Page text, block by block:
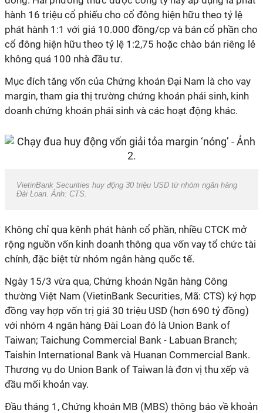
hành 16 triệu cổ phiếu cho cổ đông hiện hữu theo tỷ lệ
phát hành 1:1 với giá 10.000 đồng/cp và bán cổ phần cho
cổ đông hiện hữu theo tỷ lệ 1:2,75 hoặc chào bán riêng lẻ
không quá 100 nhà đầu tư.
Mục đích tăng vốn của Chứng khoán Đại Nam là cho vay
margin, tham gia thị trường chứng khoán phái sinh, kinh
doanh chứng khoán phái sinh và các hoạt động khác.
VietinBank Securities huy động 30 triệu USD từ nhóm ngân hàng
Đài Loan. Ảnh: CTS.
Không chỉ qua kênh phát hành cổ phần, nhiều CTCK mở
rộng nguồn vốn kinh doanh thông qua vốn vay tổ chức tài
chính, đặc biệt từ nhóm ngân hàng quốc tế.
Ngày 15/3 vừa qua, Chứng khoán Ngân hàng Công
thường Việt Nam (VietinBank Securities, Mã: CTS) ký hợp
đồng vay hợp vốn trị giá 30 triệu USD (hơn 690 tỷ đồng)
với nhóm 4 ngân hàng Đài Loan đó là Union Bank of
Taiwan; Taichung Commercial Bank - Labuan Branch;
Taishin International Bank và Huanan Commercial Bank.
Thương vụ do Union Bank of Taiwan là đơn vị thu xếp và
đầu mối khoản vay.
Đầu tháng 1, Chứng khoán MB (MBS) thông báo về khoản